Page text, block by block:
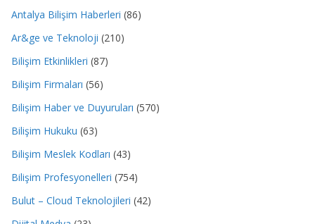
Antalya Bilişim Haberleri (86)
Ar&ge ve Teknoloji (210)
Bilişim Etkinlikleri (87)
Bilişim Firmaları (56)
Bilişim Haber ve Duyuruları (570)
Bilişim Hukuku (63)
Bilişim Meslek Kodları (43)
Bilişim Profesyonelleri (754)
Bulut – Cloud Teknolojileri (42)